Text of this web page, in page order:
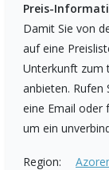
Preis-
Damit Sie von
auf eine
Unterkunft zum
anbieten. Rufen
eine Email oder
um ein
Region: